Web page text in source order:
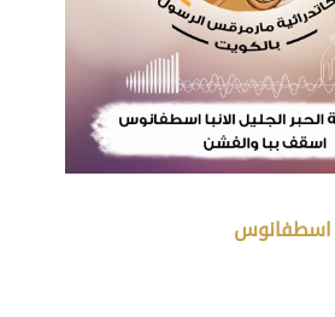
اسطفانوس